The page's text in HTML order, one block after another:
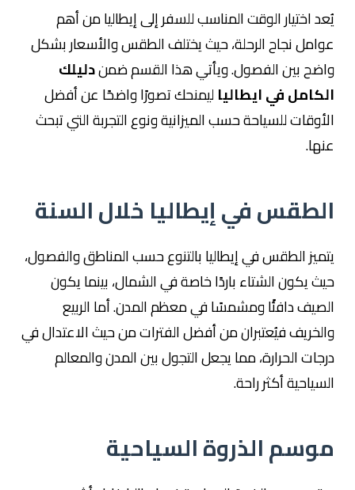
يُعد اختيار الوقت المناسب للسفر إلى إيطاليا من أهم
عوامل نجاح الرحلة، حيث يختلف الطقس والأسعار بشكل
واضح بين الفصول. ويأتي هذا القسم ضمندليلك
الكامل في ايطالياليمنحك تصورًا واضحًا عن أفضل
الأوقات للسياحة حسب الميزانية ونوع التجربة التي تبحث
عنها.
الطقس في إيطاليا خلال السنة
يتميز الطقس في إيطاليا بالتنوع حسب المناطق والفصول،
حيث يكون الشتاء باردًا خاصة في الشمال، بينما يكون
الصيف دافئًا ومشمسًا في معظم المدن. أما الربيع
والخريف فيُعتبران من أفضل الفترات من حيث الاعتدال في
درجات الحرارة، مما يجعل التجول بين المدن والمعالم
السياحية أكثر راحة.
موسم الذروة السياحية